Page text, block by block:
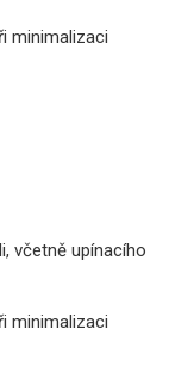
minimalizaci
včetně upínacího
minimalizaci